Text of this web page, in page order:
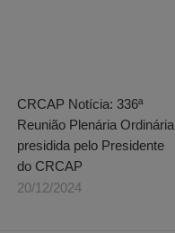
CRCAP Notícia: 336ª
Reunião Plenária
presidida pelo Presidente
do CRCAP
20/12/2024